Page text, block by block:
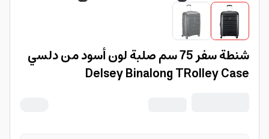
شنطة سفر 75 سم صلبة لون أسود من دلسي
Delsey Binalong TRolley Case